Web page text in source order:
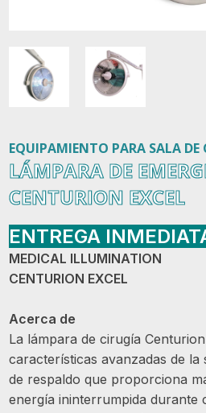
EQUIPAMIENTO PARA SALA DE
LÁMPARA DE
CENTURION EXCEL
ENTREGA
MEDICAL ILLUMINATION
CENTURION EXCEL
Acerca de
La lámpara de cirugía
características avanzadas de
de respaldo que proporciona
energía ininterrumpida durante